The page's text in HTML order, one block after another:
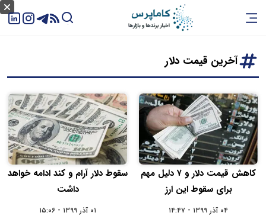
آخرین قیمت دلار
کاهش قیمت دلار و ۷ دلیل مهم
برای سقوط این ارز
۰۴ آذر ۱۳۹۹ - ۱۴:۴۷
سقوط دلار آرام و کند ادامه خواهد
داشت
۰۱ آذر ۱۳۹۹ - ۱۵:۰۶